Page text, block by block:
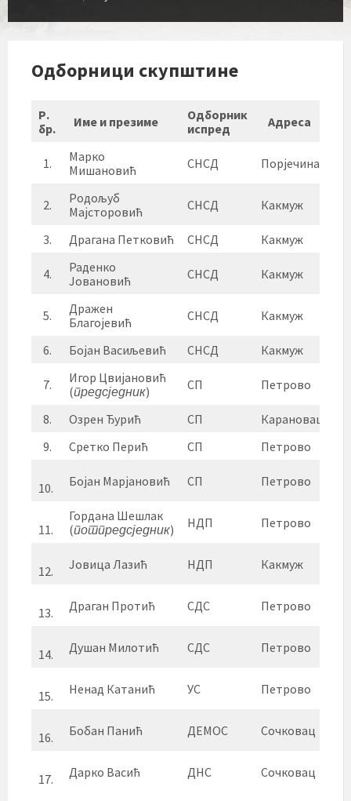
Одборници скупштине
Р.
бр.
Име и презиме
Одборник
испред
Адреса
1.
Марко
Мишановић
СНСД Порјечина
2.
Родољуб
Мајсторовић
СНСД Какмуж
3. Драгана Петковић СНСД Какмуж
4.
Раденко
Јовановић
СНСД Какмуж
5.
Дражен
Благојевић
СНСД Какмуж
6. Бојан Васиљевић СНСД Какмуж
7.
Игор Цвијановић
(предсједник) СП Петрово
8. Озрен Ђурић СП
Карановац
9.
Сретко Перић СП Петрово
10. Бојан Марјановић СП Петрово
11.
Гордана Шешлак
(потпредсједник) НДП Петрово
12. Јовица Лазић НДП Какмуж
13. Драган Протић СДС Петрово
14. Душан Милотић СДС Петрово
15. Ненад Катанић УС Петрово
16. Бобан Панић ДЕМОС Сочковац
17. Дарко Васић ДНС Сочковац